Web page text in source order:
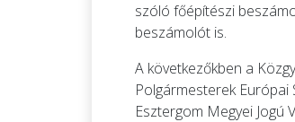
szóló főépítészi
beszámolót is.
A következőkben a
Polgármesterek
Esztergom Megyei